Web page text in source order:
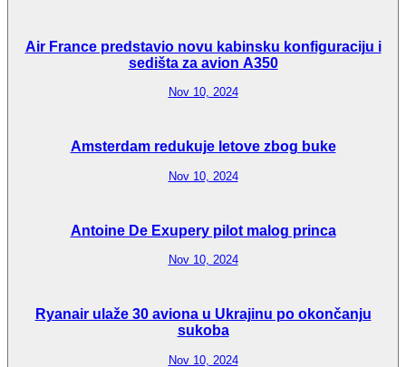
Air France predstavio novu kabinsku konfiguraciju i
sedišta za avion A350
Nov 10, 2024
Amsterdam redukuje letove zbog buke
Nov 10, 2024
Antoine De Exupery pilot malog princa
Nov 10, 2024
Ryanair ulaže 30 aviona u Ukrajinu po okončanju
sukoba
Nov 10, 2024